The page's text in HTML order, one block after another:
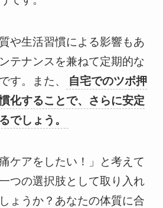
や生活習慣による影響もあ
テナンスを兼ねて定期的な
す。また、
自宅でのツボ押
化することで、さらに安定
でしょう。
ケアをしたい！」と考えて
つの選択肢として取り入れ
ょうか？あなたの体質に合